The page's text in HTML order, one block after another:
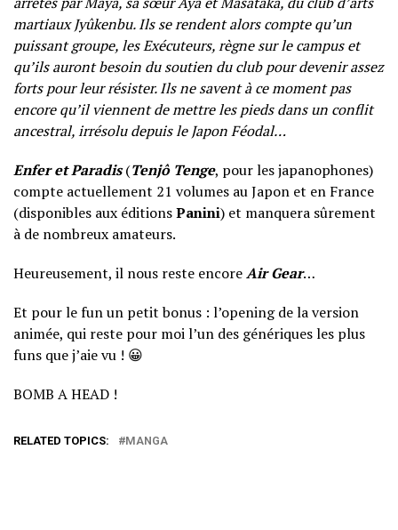
martiaux Jyûkenbu. Ils se rendent alors compte qu’un
puissant groupe, les Exécuteurs, règne sur le campus et
qu’ils auront besoin du soutien du club pour devenir assez
forts pour leur résister. Ils ne savent à ce moment pas
encore qu’il viennent de mettre les pieds dans un conflit
ancestral, irrésolu depuis le Japon Féodal…
Enfer et Paradis(Tenjô Tenge, pour les japanophones)
compte actuellement 21 volumes au Japon et en France
(disponibles aux éditionsPanini) et manquera sûrement
à de nombreux amateurs.
Heureusement, il nous reste encoreAir Gear…
Et pour le fun un petit bonus : l’opening de la version
animée, qui reste pour moi l’un des génériques les plus
funs que j’aie vu ! 😀
BOMB A HEAD !
RELATED TOPICS: MANGA